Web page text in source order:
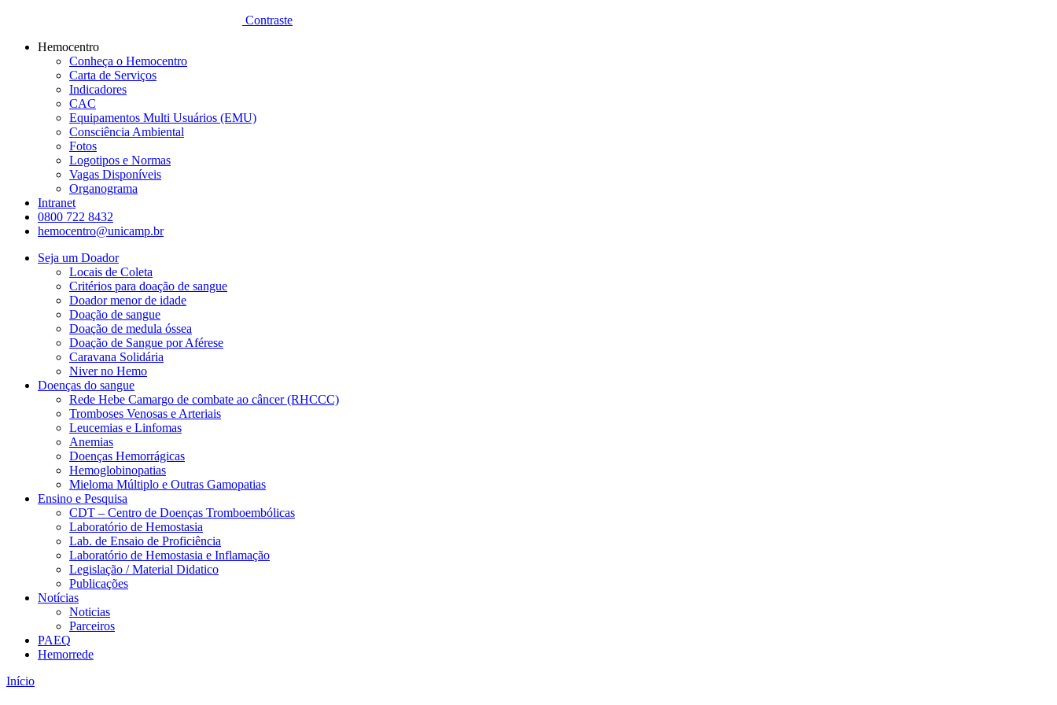
Contraste
Hemocentro
Conheça o Hemocentro
Carta de Serviços
Indicadores
CAC
Equipamentos Multi Usuários (EMU)
Consciência Ambiental
Fotos
Logotipos e Normas
Vagas Disponíveis
Organograma
Intranet
0800 722 8432
hemocentro@unicamp.br
Seja um Doador
Locais de Coleta
Critérios para doação de sangue
Doador menor de idade
Doação de sangue
Doação de medula óssea
Doação de Sangue por Aférese
Caravana Solidária
Niver no Hemo
Doenças do sangue
Rede Hebe Camargo de combate ao câncer (RHCCC)
Tromboses Venosas e Arteriais
Leucemias e Linfomas
Anemias
Doenças Hemorrágicas
Hemoglobinopatias
Mieloma Múltiplo e Outras Gamopatias
Ensino e Pesquisa
CDT – Centro de Doenças Tromboembólicas
Laboratório de Hemostasia
Lab. de Ensaio de Proficiência
Laboratório de Hemostasia e Inflamação
Legislação / Material Didatico
Publicações
Notícias
Noticias
Parceiros
PAEQ
Hemorrede
Início